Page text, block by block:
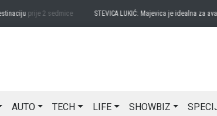
prije 2 sedmice STEVICA LUKIĆ: Majevica je idealna za
AUTO TECH LIFE SHOWBIZ